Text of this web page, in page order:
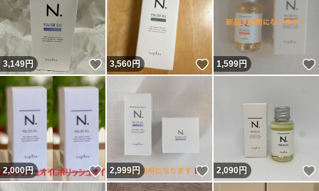
3,149円 いいね！
3,560円 いいね！
1,599円
2,000円 いいね！
2,999円 いいね！
2,090円